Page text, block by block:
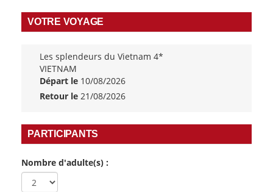
VOTRE VOYAGE
Les splendeurs du Vietnam 4*
VIETNAM
Départ le 10/08/2026
Retour le 21/08/2026
PARTICIPANTS
Nombre d'adulte(s) :